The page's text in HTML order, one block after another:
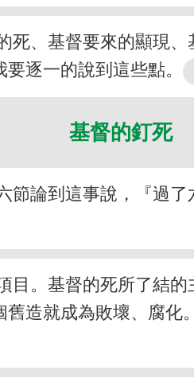
死、基督要來的顯現
逐一的說到這些點。
基督的釘死
節論到這事說，『過
目。基督的死所了結
造就成為敗壞、腐化